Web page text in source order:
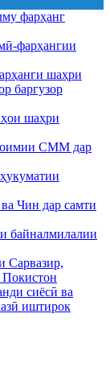
фарҳанг
фарҳангии
шаҳри
баргузор
шаҳри
СММ дар
Чин дар самти
байналмилалии
Сарвазир,
сиёсӣ ва
иштирок